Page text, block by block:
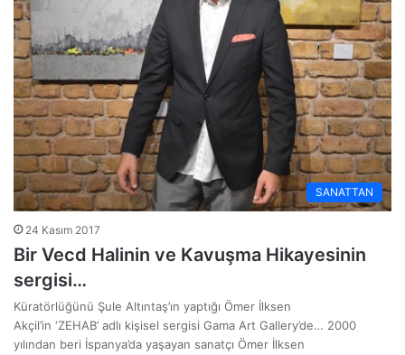
SANATTAN
24 Kasım 2017
Bir Vecd Halinin ve Kavuşma Hikayesinin
sergisi…
Küratörlüğünü Şule Altıntaş’ın yaptığı Ömer İlksen
Akçil’in ‘ZEHAB’ adlı kişisel sergisi Gama Art Gallery’de… 2000
yılından beri İspanya’da yaşayan sanatçı Ömer İlksen